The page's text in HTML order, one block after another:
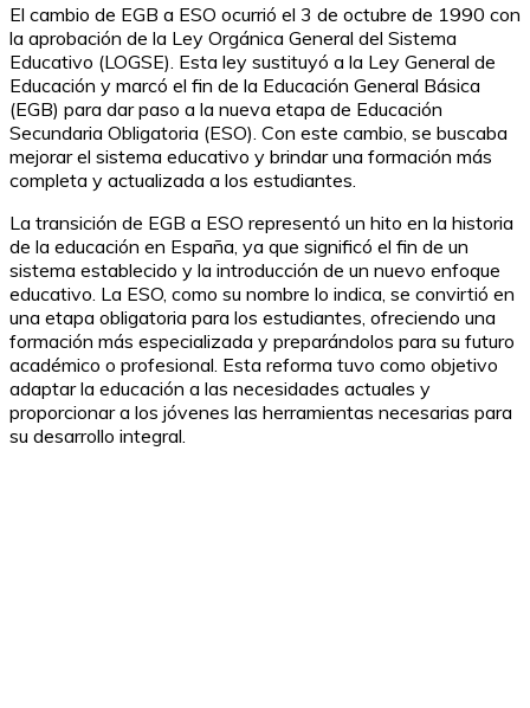
El cambio de EGB a ESO ocurrió el 3 de octubre de 1990 con
la aprobación de la Ley Orgánica General del Sistema
Educativo (LOGSE). Esta ley sustituyó a la Ley General de
Educación y marcó el fin de la Educación General Básica
(EGB) para dar paso a la nueva etapa de Educación
Secundaria Obligatoria (ESO). Con este cambio, se buscaba
mejorar el sistema educativo y brindar una formación más
completa y actualizada a los estudiantes.
La transición de EGB a ESO representó un hito en la historia
de la educación en España, ya que significó el fin de un
sistema establecido y la introducción de un nuevo enfoque
educativo. La ESO, como su nombre lo indica, se convirtió en
una etapa obligatoria para los estudiantes, ofreciendo una
formación más especializada y preparándolos para su futuro
académico o profesional. Esta reforma tuvo como objetivo
adaptar la educación a las necesidades actuales y
proporcionar a los jóvenes las herramientas necesarias para
su desarrollo integral.